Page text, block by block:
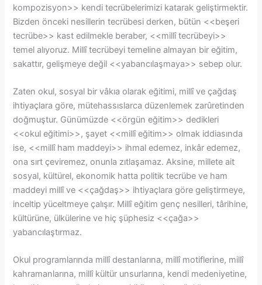
kompozisyon>> kendi tecrübelerimizi katarak geliştirmektir.
Bizden önceki nesillerin tecrübesi derken, bütün <<beşeri
tecrübe>> kast edilmekle beraber, <<millî tecrübeyi>>
temel alıyoruz. Millî tecrübeyi temeline almayan bir eğitim,
sakattır, gelişmeye değil <<yabancılaşmaya>> sebep olur.
Zaten okul, sosyal bir vâkıa olarak eğitimi, millî ve çağdaş
ihtiyaçlara göre, mütehassıslarca düzenlemek zarûretinden
doğmuştur. Günümüzde <<örgün eğitim>> dedikleri
<<okul eğitimi>>, şayet <<millî eğitim>> olmak iddiasında
ise, <<millî ham maddeyi>> ihmal edemez, inkâr edemez,
ona sırt çeviremez, onunla zıtlaşamaz. Aksine, millete ait
sosyal, kültürel, ekonomik hatta politik tecrübe ve ham
maddeyi millî ve <<çağdaş>> ihtiyaçlara göre geliştirmeye,
inceltip yüceltmeye çalışır. Millî eğitim genç nesilleri, târihine,
kültürüne, ülkülerine ve hiç şüphesiz <<çağa>>
yabancılaştırmaz.
Okul programlarında millî destanlarına, millî motiflerine, millî
kahramanlarına, millî kültür unsurlarına, kendi medeniyetine,